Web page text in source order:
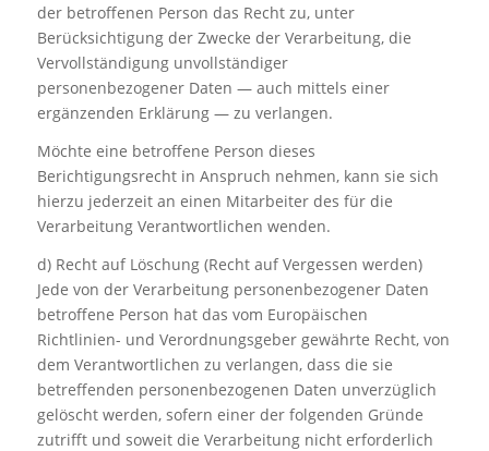
der betroffenen Person das Recht zu, unter
Berücksichtigung der Zwecke der Verarbeitung, die
Vervollständigung unvollständiger
personenbezogener Daten — auch mittels einer
ergänzenden Erklärung — zu verlangen.
Möchte eine betroffene Person dieses
Berichtigungsrecht in Anspruch nehmen, kann sie sich
hierzu jederzeit an einen Mitarbeiter des für die
Verarbeitung Verantwortlichen wenden.
d) Recht auf Löschung (Recht auf Vergessen werden)
Jede von der Verarbeitung personenbezogener Daten
betroffene Person hat das vom Europäischen
Richtlinien- und Verordnungsgeber gewährte Recht, von
dem Verantwortlichen zu verlangen, dass die sie
betreffenden personenbezogenen Daten unverzüglich
gelöscht werden, sofern einer der folgenden Gründe
zutrifft und soweit die Verarbeitung nicht erforderlich